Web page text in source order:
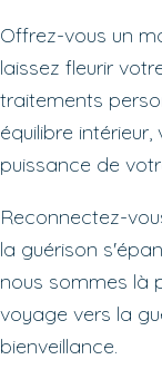
Offrez-vous un
laissez fleurir
traitements
équilibre
puissance de
Reconnectez-
la guérison
nous sommes là
voyage vers la
bienveillance.